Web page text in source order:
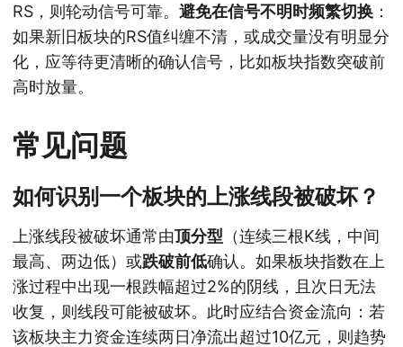
RS，则轮动信号可靠。 避免在信号不明时频繁切换 ：
如果新旧板块的RS值纠缠不清，或成交量没有明显分
化，应等待更清晰的确认信号，比如板块指数突破前
高时放量。
常见问题
如何识别一个板块的上涨线段被破坏？
上涨线段被破坏通常由顶分型 （连续三根K线，中间
最高、两边低）或跌破前低确认。如果板块指数在上
涨过程中出现一根跌幅超过2%的阴线，且次日无法
收复，则线段可能被破坏。此时应结合资金流向：若
该板块主力资金连续两日净流出超过10亿元，则趋势